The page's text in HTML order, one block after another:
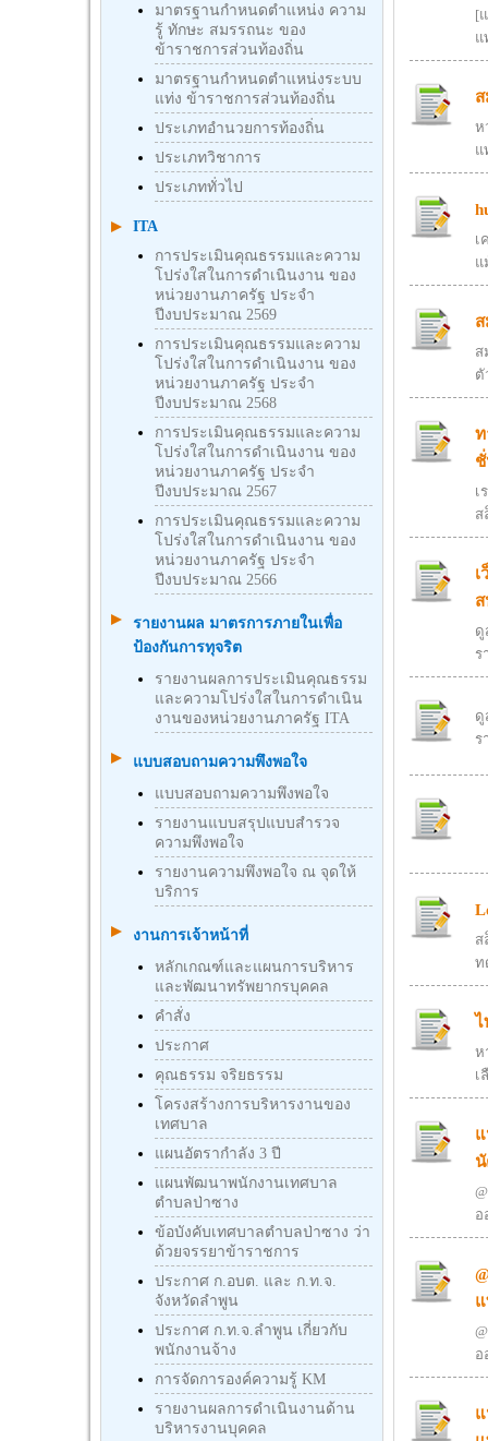
มาตรฐานกำหนดตำแหน่ง ความ
รู้ ทักษะ สมรรถนะ ของ
ข้าราชการส่วนท้องถิ่น
มาตรฐานกำหนดตำแหน่งระบบ
แท่ง ข้าราชการส่วนท้องถิ่น
ประเภทอำนวยการท้องถิ่น
ประเภทวิชาการ
ประเภททั่วไป
ITA
การประเมินคุณธรรมและความ
โปร่งใสในการดำเนินงาน ของ
หน่วยงานภาครัฐ ประจำ
ปีงบประมาณ 2569
การประเมินคุณธรรมและความ
โปร่งใสในการดำเนินงาน ของ
หน่วยงานภาครัฐ ประจำ
ปีงบประมาณ 2568
การประเมินคุณธรรมและความ
โปร่งใสในการดำเนินงาน ของ
หน่วยงานภาครัฐ ประจำ
ปีงบประมาณ 2567
การประเมินคุณธรรมและความ
โปร่งใสในการดำเนินงาน ของ
หน่วยงานภาครัฐ ประจำ
ปีงบประมาณ 2566
รายงานผล มาตรการภายในเพื่อ
ป้องกันการทุจริต
รายงานผลการประเมินคุณธรรม
และความโปร่งใสในการดำเนิน
งานของหน่วยงานภาครัฐ ITA
แบบสอบถามความพึงพอใจ
แบบสอบถามความพึงพอใจ
รายงานแบบสรุปแบบสำรวจ
ความพึงพอใจ
รายงานความพึงพอใจ ณ จุดให้
บริการ
งานการเจ้าหน้าที่
หลักเกณฑ์และแผนการบริหาร
และพัฒนาทรัพยากรบุคคล
คำสั่ง
ประกาศ
คุณธรรม จริยธรรม
โครงสร้างการบริหารงานของ
เทศบาล
แผนอัตรากำลัง 3 ปี
แผนพัฒนาพนักงานเทศบาล
ตำบลป่าซาง
ข้อบังคับเทศบาลตำบลป่าซาง ว่า
ด้วยจรรยาข้าราชการ
ประกาศ ก.อบต. และ ก.ท.จ.
จังหวัดลำพูน
ประกาศ ก.ท.จ.ลำพูน เกี่ยวกับ
พนักงานจ้าง
การจัดการองค์ความรู้ KM
รายงานผลการดำเนินงานด้าน
บริหารงานบุคคล
[
แ
ห
แ
เ
แ
ส
ตั
ท
เ
ส
ดู
ร
ดู
ร
ส
ท
ไ
ห
เ
อ
อ